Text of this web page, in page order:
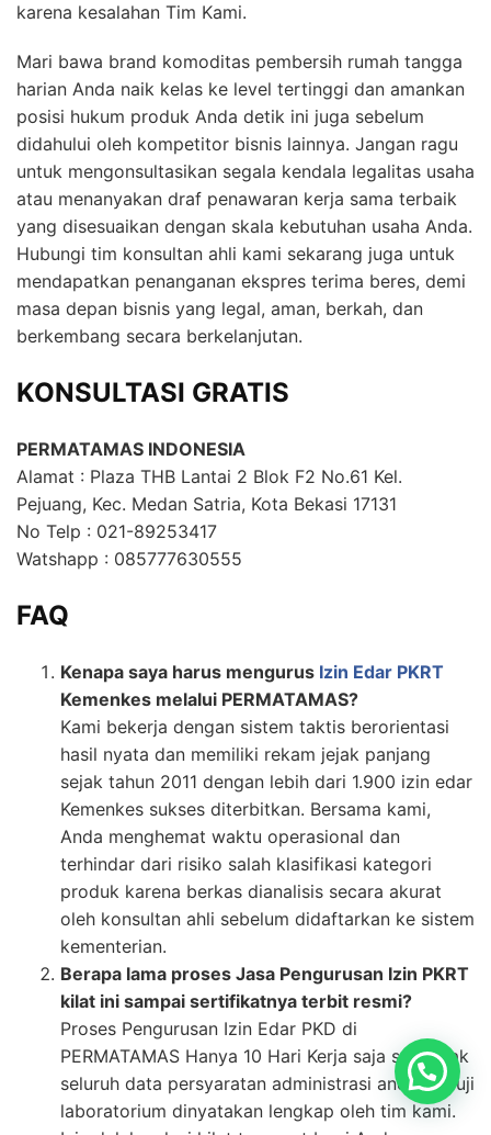
karena kesalahan Tim Kami.
Mari bawa brand komoditas pembersih rumah tangga
harian Anda naik kelas ke level tertinggi dan amankan
posisi hukum produk Anda detik ini juga sebelum
didahului oleh kompetitor bisnis lainnya. Jangan ragu
untuk mengonsultasikan segala kendala legalitas usaha
atau menanyakan draf penawaran kerja sama terbaik
yang disesuaikan dengan skala kebutuhan usaha Anda.
Hubungi tim konsultan ahli kami sekarang juga untuk
mendapatkan penanganan ekspres terima beres, demi
masa depan bisnis yang legal, aman, berkah, dan
berkembang secara berkelanjutan.
KONSULTASI GRATIS
PERMATAMAS INDONESIA
Alamat : Plaza THB Lantai 2 Blok F2 No.61 Kel.
Pejuang, Kec. Medan Satria, Kota Bekasi 17131
No Telp : 021-89253417
Watshapp : 085777630555
FAQ
Kenapa saya harus mengurus Izin Edar PKRT
Kemenkes melalui PERMATAMAS?
Kami bekerja dengan sistem taktis berorientasi
hasil nyata dan memiliki rekam jejak panjang
sejak tahun 2011 dengan lebih dari 1.900 izin edar
Kemenkes sukses diterbitkan. Bersama kami,
Anda menghemat waktu operasional dan
terhindar dari risiko salah klasifikasi kategori
produk karena berkas dianalisis secara akurat
oleh konsultan ahli sebelum didaftarkan ke sistem
kementerian.
Berapa lama proses Jasa Pengurusan Izin PKRT
kilat ini sampai sertifikatnya terbit resmi?
Proses Pengurusan Izin Edar PKD di
PERMATAMAS Hanya 10 Hari Kerja saja semenjak
seluruh data persyaratan administrasi and hasil uji
laboratorium dinyatakan lengkap oleh tim kami.